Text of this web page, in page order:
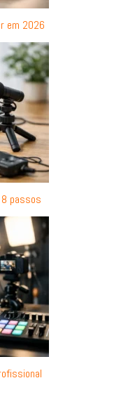
em 2026
8 passos